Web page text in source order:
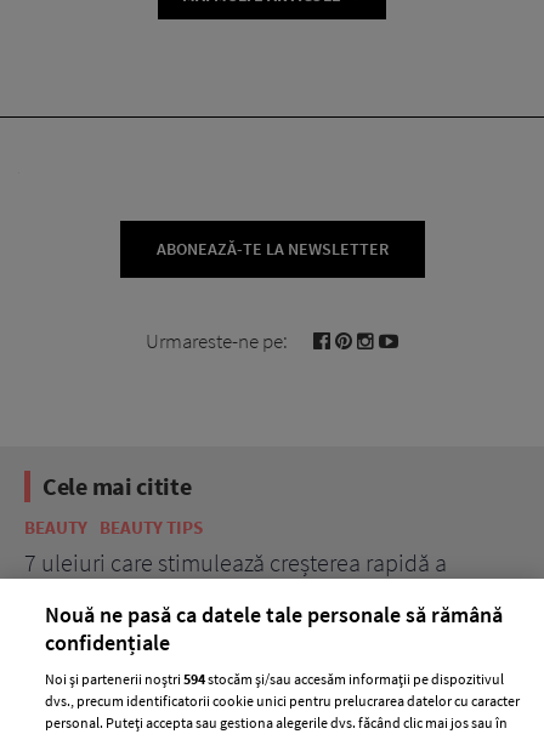
ABONEAZĂ-TE LA NEWSLETTER
Urmareste-ne pe:
Cele mai citite
BEAUTY BEAUTY TIPS
7 uleiuri care stimulează creșterea rapidă a
Nouă ne pasă ca datele tale personale să rămână
confidențiale
Noi și partenerii noștri594stocăm și/sau accesăm informații pe dispozitivul
dvs., precum identificatorii cookie unici pentru prelucrarea datelor cu caracter
personal. Puteți accepta sau gestiona alegerile dvs. făcând clic mai jos sau în